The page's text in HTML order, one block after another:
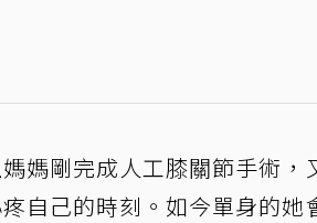
媽剛完成人工膝關節手術
自己的時刻。如今單身的她